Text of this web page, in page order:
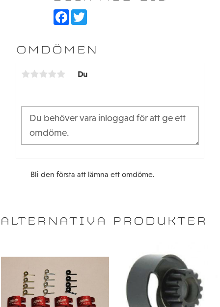
F
b
o
T
t
e
OMDÖMEN
Du
Bli den första att lämna ett omdöme.
ALTERNATIVA PRODUKTER